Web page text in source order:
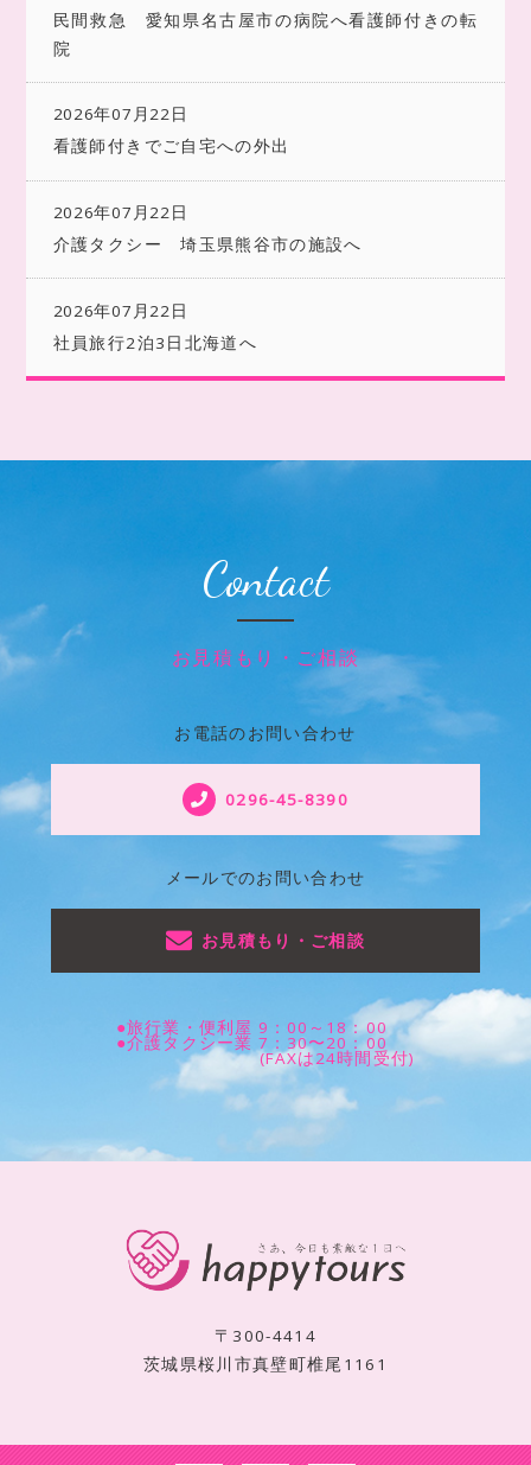
民間救急 愛知県名古屋市の病院へ看護師付きの転
院
2026年07月22日
看護師付きでご自宅への外出
2026年07月22日
介護タクシー 埼玉県熊谷市の施設へ
2026年07月22日
社員旅行2泊3日北海道へ
Contact
お見積もり・ご相談
お電話のお問い合わせ
0296-45-8390
メールでのお問い合わせ
お見積もり・ご相談
●旅行業・便利屋 9：00～18：00
●介護タクシー業 7：30〜20：00
(FAXは24時間受付)
〒300-4414
茨城県桜川市真壁町椎尾1161